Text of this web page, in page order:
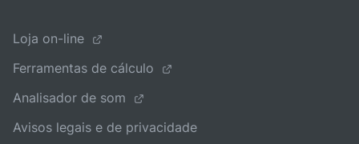
Loja on-line
Ferramentas de cálculo
Analisador de som
Avisos legais e de privacidade